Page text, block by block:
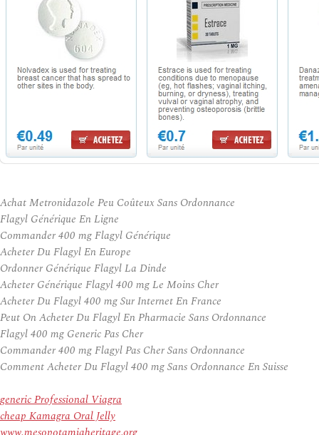
Achat Metronidazole Peu Coûteux Sans Ordonnance
Flagyl Générique En Ligne
Commander 400 mg Flagyl Générique
Acheter Du Flagyl En Europe
Ordonner Générique Flagyl La Dinde
Acheter Générique Flagyl 400 mg Le Moins Cher
Acheter Du Flagyl 400 mg Sur Internet En France
Peut On Acheter Du Flagyl En Pharmacie Sans Ordonnance
Flagyl 400 mg Generic Pas Cher
Commander 400 mg Flagyl Pas Cher Sans Ordonnance
Comment Acheter Du Flagyl 400 mg Sans Ordonnance En Suisse
generic Professional Viagra
cheap Kamagra Oral Jelly